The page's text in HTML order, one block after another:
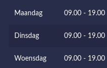
Maandag 09.00 - 19.00
Dinsdag 09.00 - 19.00
Woensdag 09.00 - 19.00